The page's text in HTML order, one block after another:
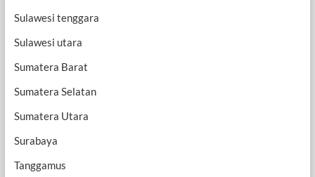
Sulawesi tenggara
Sulawesi utara
Sumatera Barat
Sumatera Selatan
Sumatera Utara
Surabaya
Tanggamus